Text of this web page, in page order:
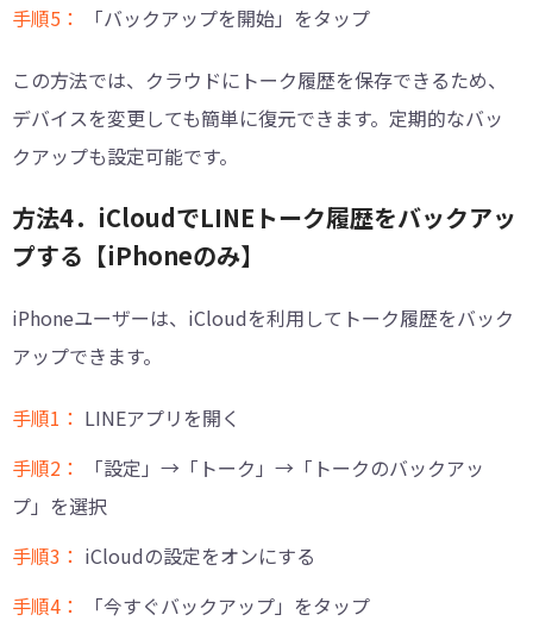
手順5： 「バックアップを開始」をタップ
この方法では、クラウドにトーク履歴を保存できるため、
デバイスを変更しても簡単に復元できます。定期的なバッ
クアップも設定可能です。
方法4．iCloudでLINEトーク履歴をバックアッ
プする【iPhoneのみ】
iPhoneユーザーは、iCloudを利用してトーク履歴をバック
アップできます。
手順1： LINEアプリを開く
手順2：
「設定」→「トーク」→「トークのバックアッ
プ」を選択
手順3： iCloudの設定をオンにする
手順4：
「今すぐバックアップ」をタップ